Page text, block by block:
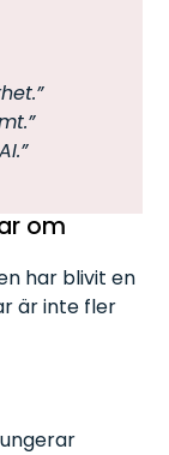
om
har blivit en
är inte fler